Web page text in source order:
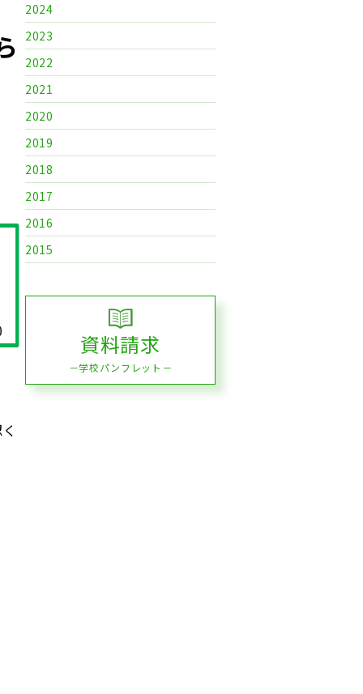
2024
2023
2022
2021
2020
2019
2018
2017
2016
2015
資料請求
－学校パンフレット－